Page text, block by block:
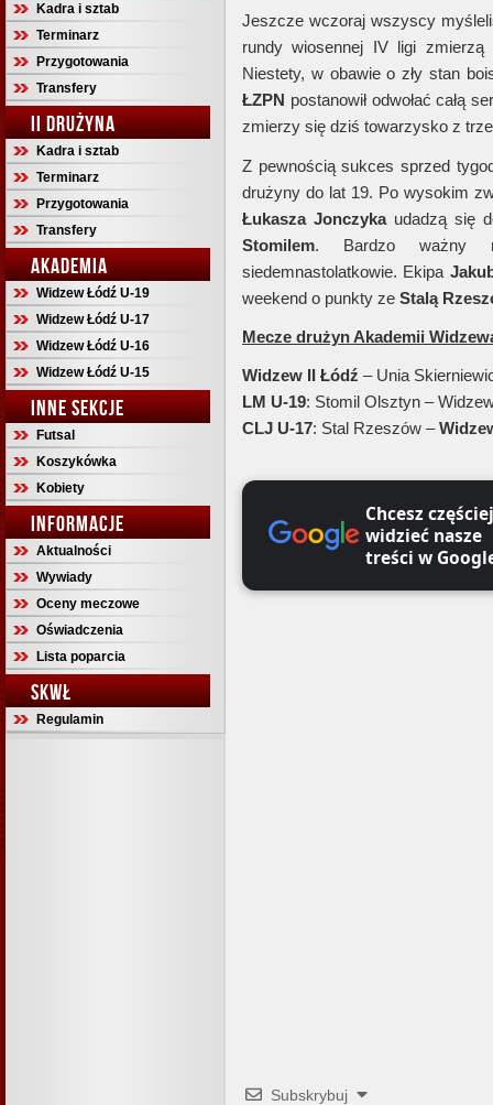
Kadra i sztab
Terminarz
Przygotowania
Transfery
II DRUŻYNA
Kadra i sztab
Terminarz
Przygotowania
Transfery
AKADEMIA
Widzew Łódź U-19
Widzew Łódź U-17
Widzew Łódź U-16
Widzew Łódź U-15
INNE SEKCJE
Futsal
Koszykówka
Kobiety
INFORMACJE
Aktualności
Wywiady
Oceny meczowe
Oświadczenia
Lista poparcia
SKWŁ
Regulamin
Jeszcze wczoraj wszyscy
rundy wiosennej IV ligi
Niestety, w obawie o zły stan
ŁZPN postanowił odwołać całą
zmierzy się dziś towarzysko z
Z pewnością sukces sprzed
drużyny do lat 19. Po wysokim
Łukasza Jonczykaudadzą się
Stomilem. Bardzo ważny
siedemnastolatkowie. Ekipa
weekend o punkty ze Stalą
Mecze drużyn Akademii
Widzew II Łódź – Unia
LM U-19: Stomil Olsztyn –
CLJ U-17: Stal Rzeszów –
Chcesz częściej
widzieć nasze
treści w
Subskrybuj